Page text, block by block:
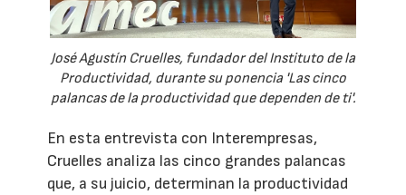
José Agustín Cruelles, fundador del Instituto de la
Productividad, durante su ponencia 'Las cinco
palancas de la productividad que dependen de ti'.
En esta entrevista con Interempresas,
Cruelles analiza las cinco grandes palancas
que, a su juicio, determinan la productividad